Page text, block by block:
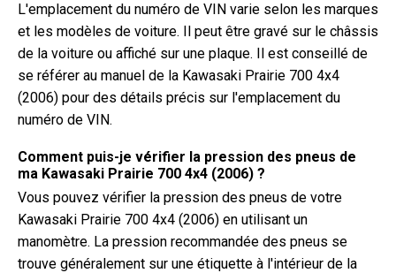
L'emplacement du numéro de VIN varie selon les marques
et les modèles de voiture. Il peut être gravé sur le châssis
de la voiture ou affiché sur une plaque. Il est conseillé de
se référer au manuel de la Kawasaki Prairie 700 4x4
(2006) pour des détails précis sur l'emplacement du
numéro de VIN.
Comment puis-je vérifier la pression des pneus de
ma Kawasaki Prairie 700 4x4 (2006) ?
Vous pouvez vérifier la pression des pneus de votre
Kawasaki Prairie 700 4x4 (2006) en utilisant un
manomètre. La pression recommandée des pneus se
trouve généralement sur une étiquette à l'intérieur de la